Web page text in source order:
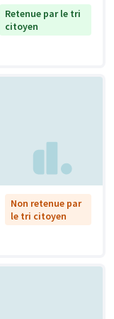
Retenue par le tri
citoyen
Non retenue par
le tri citoyen